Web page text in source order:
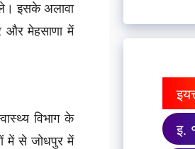
इसके अलावा
और मेहसाणा में
विभाग के
में से जोधपुर में
इ.